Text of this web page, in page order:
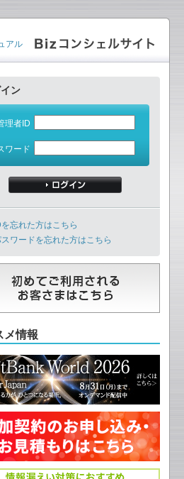
アル
ン
理者ID
ワード
を忘れた方はこちら
ワードを忘れた方はこちら
メ情報